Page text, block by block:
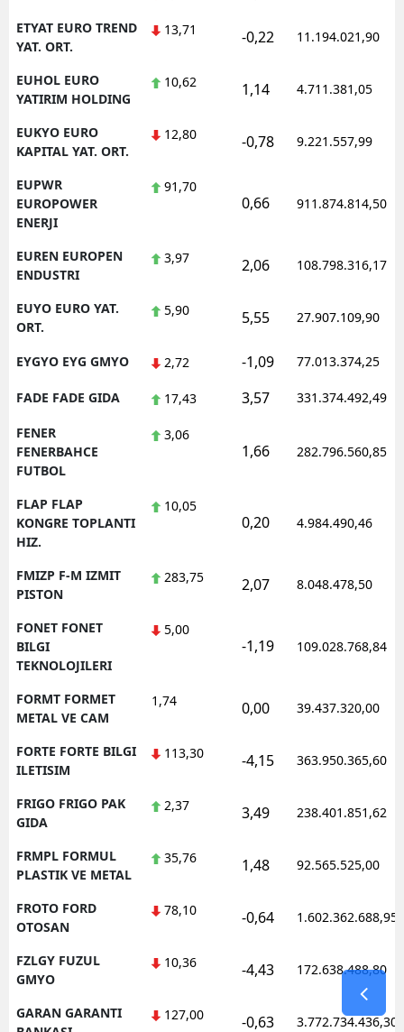
ETYAT EURO TREND
YAT. ORT.
13,71 -0,22 11.194.021,90
EUHOL EURO
YATIRIM HOLDING
10,62 1,14 4.711.381,05
EUKYO EURO
KAPITAL YAT. ORT.
12,80 -0,78 9.221.557,99
EUPWR
EUROPOWER
ENERJI
91,70
0,66 911.874.814,50
EUREN EUROPEN
ENDUSTRI
3,97 2,06 108.798.316,17
EUYO EURO YAT.
ORT.
5,90 5,55 27.907.109,90
EYGYO EYG GMYO 2,72 -1,09 77.013.374,25
FADE FADE GIDA 17,43 3,57 331.374.492,49
FENER
FENERBAHCE
FUTBOL
3,06
1,66 282.796.560,85
FLAP FLAP
KONGRE TOPLANTI
HIZ.
10,05
0,20 4.984.490,46
FMIZP F-M IZMIT
PISTON
283,75 2,07 8.048.478,50
FONET FONET
BILGI
TEKNOLOJILERI
5,00
-1,19 109.028.768,84
FORMT FORMET
METAL VE CAM
1,74 0,00 39.437.320,00
FORTE FORTE BILGI
ILETISIM
113,30 -4,15 363.950.365,60
FRIGO FRIGO PAK
GIDA
2,37 3,49 238.401.851,62
FRMPL FORMUL
PLASTIK VE METAL
35,76 1,48 92.565.525,00
FROTO FORD
OTOSAN
78,10 -0,64 1.602.362.688,95
FZLGY FUZUL
GMYO
10,36 -4,43 172.638.488,80
GARAN GARANTI
127,00 -0,63 3.772.734.436,30